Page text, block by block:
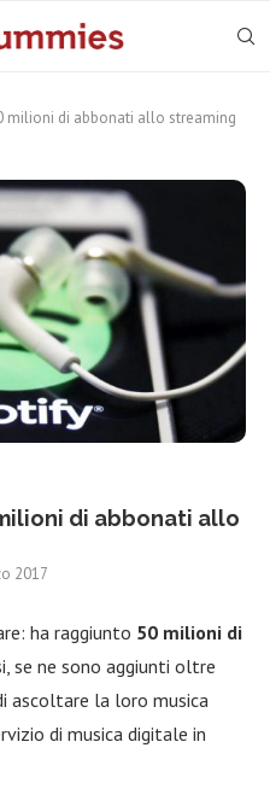
milioni di abbonati allo streaming
di abbonati allo
2017
ha raggiunto 50 milioni di
se ne sono aggiunti oltre
ascoltare la loro musica
di musica digitale in